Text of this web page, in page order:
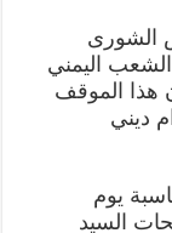
الشورى
الشعب اليمني
هذا الموقف
ديني
يوم
السيد